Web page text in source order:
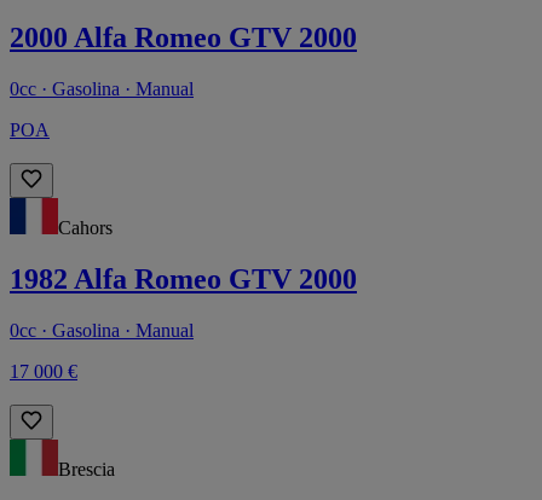
2000 Alfa Romeo GTV 2000
0cc · Gasolina · Manual
POA
Cahors
1982 Alfa Romeo GTV 2000
0cc · Gasolina · Manual
17 000 €
Brescia